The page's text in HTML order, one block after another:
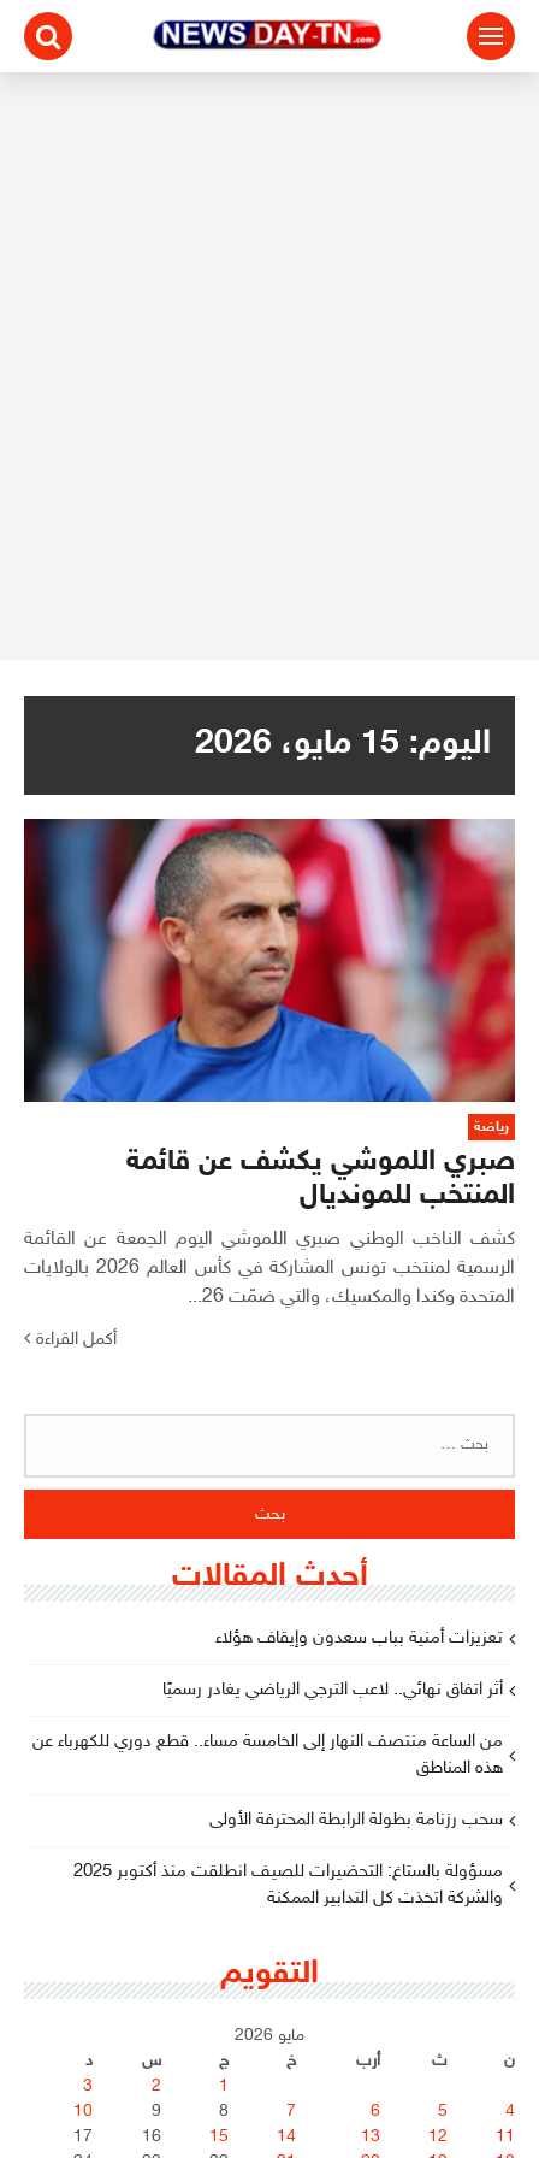
اليوم: 15 مايو، 2026
رياضة
صبري اللموشي يكشف عن قائمة
المنتخب للمونديال
كشف الناخب الوطني صبري اللموشي اليوم الجمعة عن القائمة
الرسمية لمنتخب تونس المشاركة في كأس العالم 2026 بالولايات
المتحدة وكندا والمكسيك، والتي ضمّت 26...
أكمل القراءة
أحدث المقالات
تعزيزات أمنية بباب سعدون وإيقاف هؤلاء
أثر اتفاق نهائي.. لاعب الترجي الرياضي يغادر رسميًا
من الساعة منتصف النهار إلى الخامسة مساء.. قطع دوري للكهرباء عن
هذه المناطق
سحب رزنامة بطولة الرابطة المحترفة الأولى
مسؤولة بالستاغ: التحضيرات للصيف انطلقت منذ أكتوبر 2025
والشركة اتخذت كل التدابير الممكنة
التقويم
مايو 2026
ن
ث أرب خ ج س
د
1
2
3
4
5
6
7
8
9
10
11
12
13
14
15
16
17